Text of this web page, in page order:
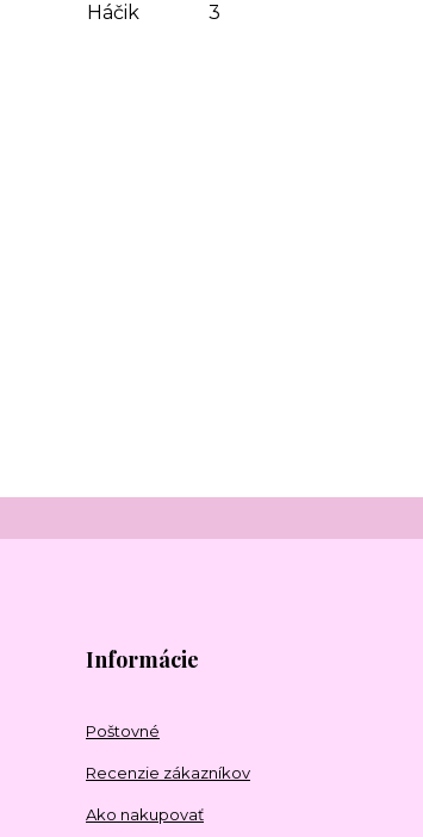
Háčik
3
Informácie
Poštovné
Recenzie zákazníkov
Ako nakupovať